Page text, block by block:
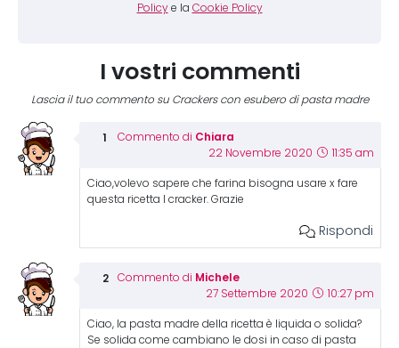
Policy e la Cookie Policy
I vostri commenti
Lascia il tuo commento su Crackers con esubero di pasta madre
Commento di Chiara
22 Novembre 2020 11:35 am
Ciao,volevo sapere che farina bisogna usare x fare
questa ricetta I cracker. Grazie
Rispondi
Commento di Michele
27 Settembre 2020 10:27 pm
Ciao, la pasta madre della ricetta è liquida o solida?
Se solida come cambiano le dosi in caso di pasta